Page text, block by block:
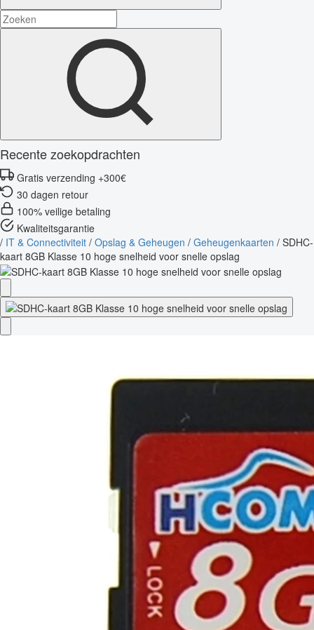
Recente zoekopdrachten
Gratis verzending +300€
30 dagen retour
100% veilige betaling
Kwaliteitsgarantie
/ IT & Connectiviteit / Opslag & Geheugen / Geheugenkaarten / SDHC-
kaart 8GB Klasse 10 hoge snelheid voor snelle opslag